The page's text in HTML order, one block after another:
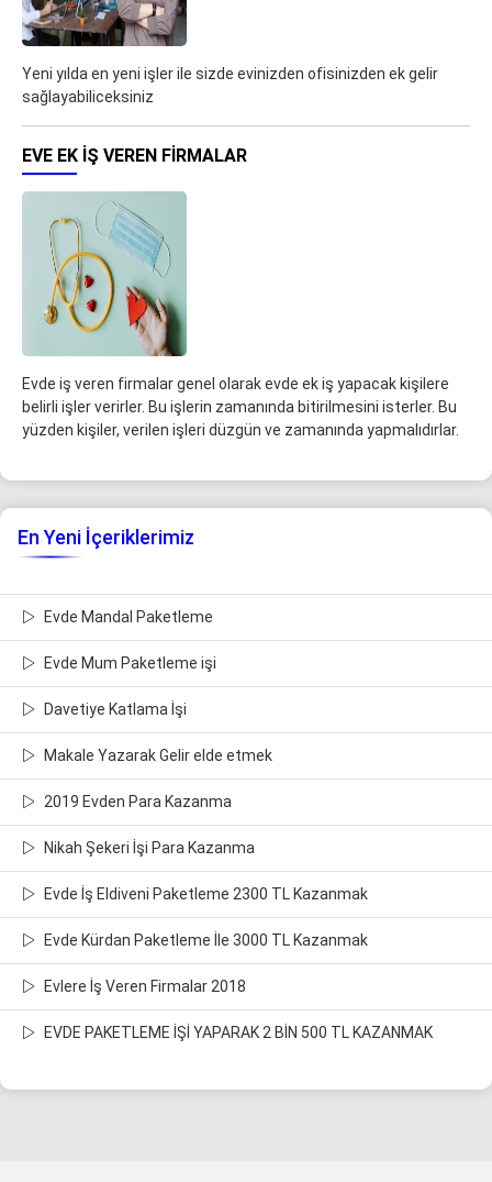
Yeni yılda en yeni işler ile sizde evinizden ofisinizden ek gelir
sağlayabiliceksiniz
EVE EK IŞ VEREN FIRMALAR
Evde iş veren firmalar genel olarak evde ek iş yapacak kişilere
belirli işler verirler. Bu işlerin zamanında bitirilmesini isterler. Bu
yüzden kişiler, verilen işleri düzgün ve zamanında yapmalıdırlar.
En Yeni İçeriklerimiz
Evde Mandal Paketleme
Evde Mum Paketleme işi
Davetiye Katlama İşi
Makale Yazarak Gelir elde etmek
2019 Evden Para Kazanma
Nikah Şekeri İşi Para Kazanma
Evde İş Eldiveni Paketleme 2300 TL Kazanmak
Evde Kürdan Paketleme İle 3000 TL Kazanmak
Evlere İş Veren Firmalar 2018
EVDE PAKETLEME İŞİ YAPARAK 2 BİN 500 TL KAZANMAK